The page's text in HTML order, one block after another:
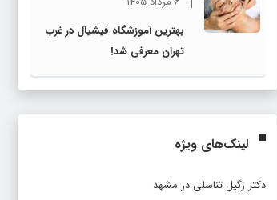
بهترین آموزشگاه فیشیال در غرب
تهران معرفی شد!
لینک‌های ویژه
دکتر زگیل تناسلی در مشهد